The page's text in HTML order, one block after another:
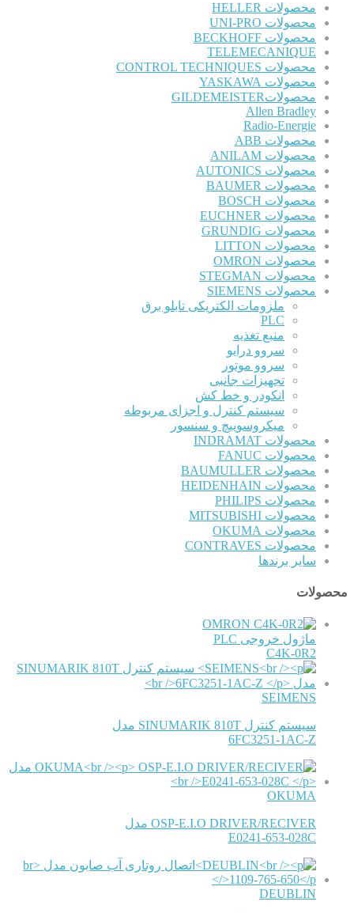
محصولات HELLER
محصولات UNI-PRO
محصولات BECKHOFF
TELEMECANIQUE
محصولات CONTROL TECHNIQUES
محصولات YASKAWA
محصولاتGILDEMEISTER
Allen Bradley
Radio-Energie
محصولات ABB
محصولات ANILAM
محصولات AUTONICS
محصولات BAUMER
محصولات BOSCH
محصولات EUCHNER
محصولات GRUNDIG
محصولات LITTON
محصولات OMRON
محصولات STEGMAN
محصولات SIEMENS
ملزومات الکتریکی تابلو برق
PLC
منبع تغذیه
سروو درایو
سروو موتور
تجهیزات جانبی
انکودر و خط کش
سیستم کنترل و اجزای مربوطه
میکروسوییچ و سنسور
محصولات INDRAMAT
محصولات FANUC
محصولات BAUMULLER
محصولات HEIDENHAIN
محصولات PHILIPS
محصولات MITSUBISHI
محصولات OKUMA
محصولات CONTRAVES
سایر برندها
محصولات
OMRON
ماژول خروجی PLC
C4K-0R2
SEIMENS
سیستم کنترل SINUMARIK 810T مدل
6FC3251-1AC-Z
OKUMA
OSP-E.I.O DRIVER/RECIVER مدل
E0241-653-028C
DEUBLIN